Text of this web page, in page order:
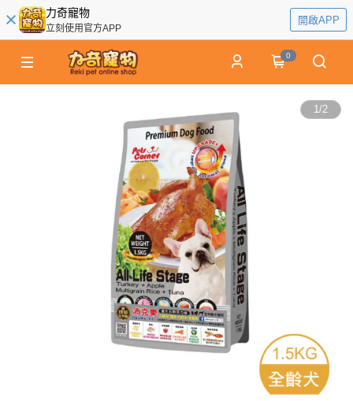
力奇寵物
立刻使用官方APP
開啟APP
0
1/2